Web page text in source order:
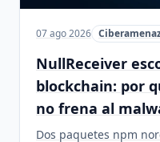
07 ago 2026
NullReceiver
blockchain: por
no frena al
Dos paquetes npm